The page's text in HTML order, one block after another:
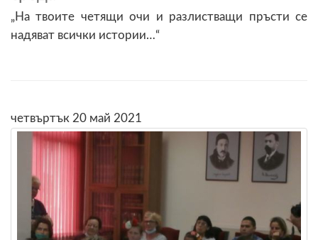
„На твоите четящи очи и разлистващи пръсти се
надяват всички истории…“
четвъртък 20 май 2021